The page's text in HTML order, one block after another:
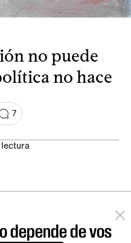
no puede
no hace
7
depende de vos